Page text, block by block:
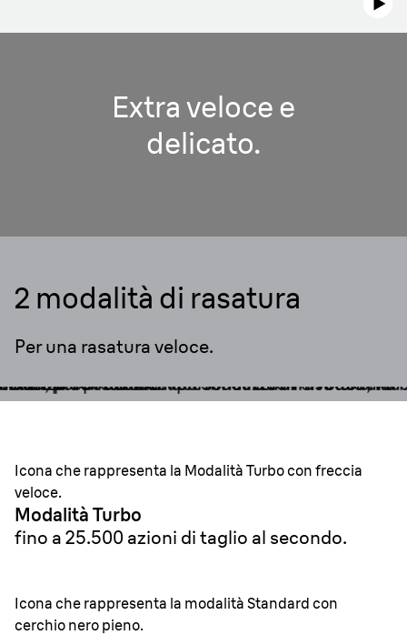
Extra veloce e
delicato.
2 modalità di rasatura
Per una rasatura veloce.
Icona che rappresenta la Modalità Turbo con freccia
veloce.
Modalità Turbo
fino a 25.500 azioni di taglio al secondo.
Icona che rappresenta la modalità Standard con
cerchio nero pieno.